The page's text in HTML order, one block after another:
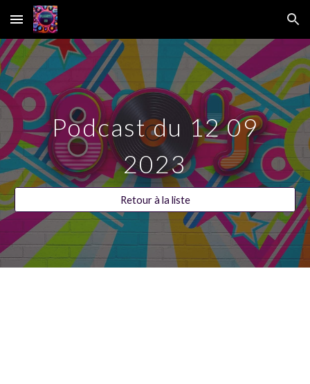
Skip to main content Skip to navigation
Podcast du 1209
2023
Retour à la liste